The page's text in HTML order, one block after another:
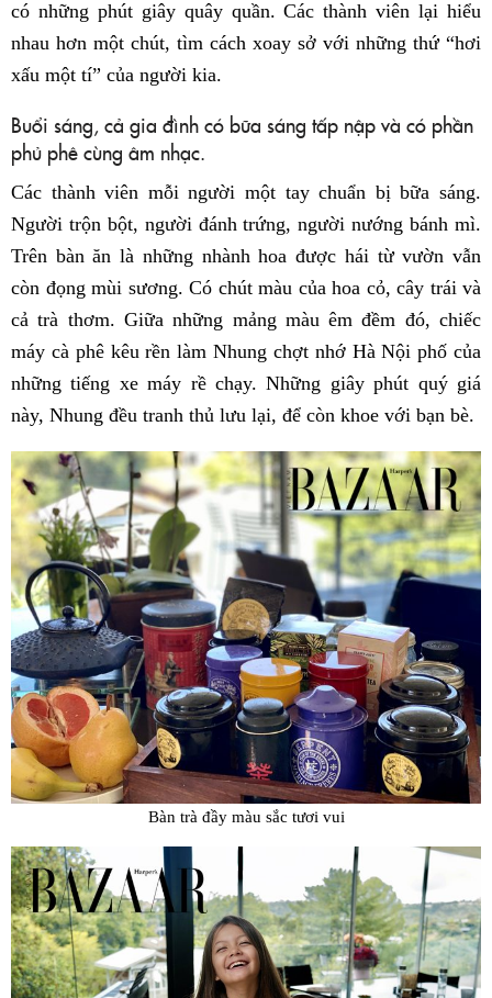
có những phút giây quây quần. Các thành viên lại hiểu
nhau hơn một chút, tìm cách xoay sở với những thứ “hơi
xấu một tí” của người kia.
Buổi sáng, cả gia đình có bữa sáng tấp nập và có phần
phủ phê cùng âm nhạc.
Các thành viên mỗi người một tay chuẩn bị bữa sáng.
Người trộn bột, người đánh trứng, người nướng bánh mì.
Trên bàn ăn là những nhành hoa được hái từ vườn vẫn
còn đọng mùi sương. Có chút màu của hoa cỏ, cây trái và
cả trà thơm. Giữa những mảng màu êm đềm đó, chiếc
máy cà phê kêu rền làm Nhung chợt nhớ Hà Nội phố của
những tiếng xe máy rề chạy. Những giây phút quý giá
này, Nhung đều tranh thủ lưu lại, để còn khoe với bạn bè.
Bàn trà đầy màu sắc tươi vui